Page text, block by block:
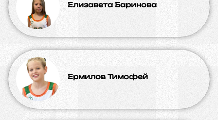
Елизавета Баринова
Ермилов Тимофей